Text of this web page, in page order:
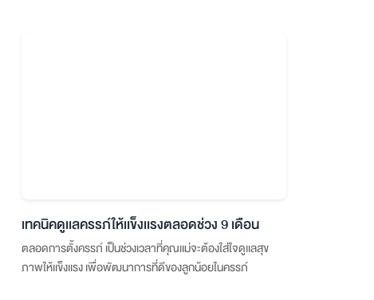
เทคนิคดูเเลครรภ์ให้เเข็งเเรงตลอดช่วง 9 เดือน
ตลอดการตั้งครรภ์ เป็นช่วงเวลาที่คุณเเม่จะต้องใส่ใจดูเเลสุข
ภาพให้เเข็งเเรง เพื่อพัฒนาการที่ดีของลูกน้อยในครรภ์